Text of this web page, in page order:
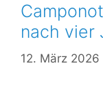
nach vier
12. März 2026